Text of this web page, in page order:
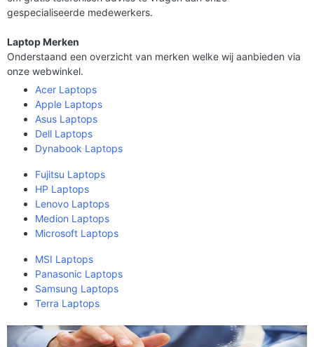
gespecialiseerde medewerkers.
Laptop Merken
Onderstaand een overzicht van merken welke wij aanbieden via
onze webwinkel.
Acer Laptops
Apple Laptops
Asus Laptops
Dell Laptops
Dynabook Laptops
Fujitsu Laptops
HP Laptops
Lenovo Laptops
Medion Laptops
Microsoft Laptops
MSI Laptops
Panasonic Laptops
Samsung Laptops
Terra Laptops